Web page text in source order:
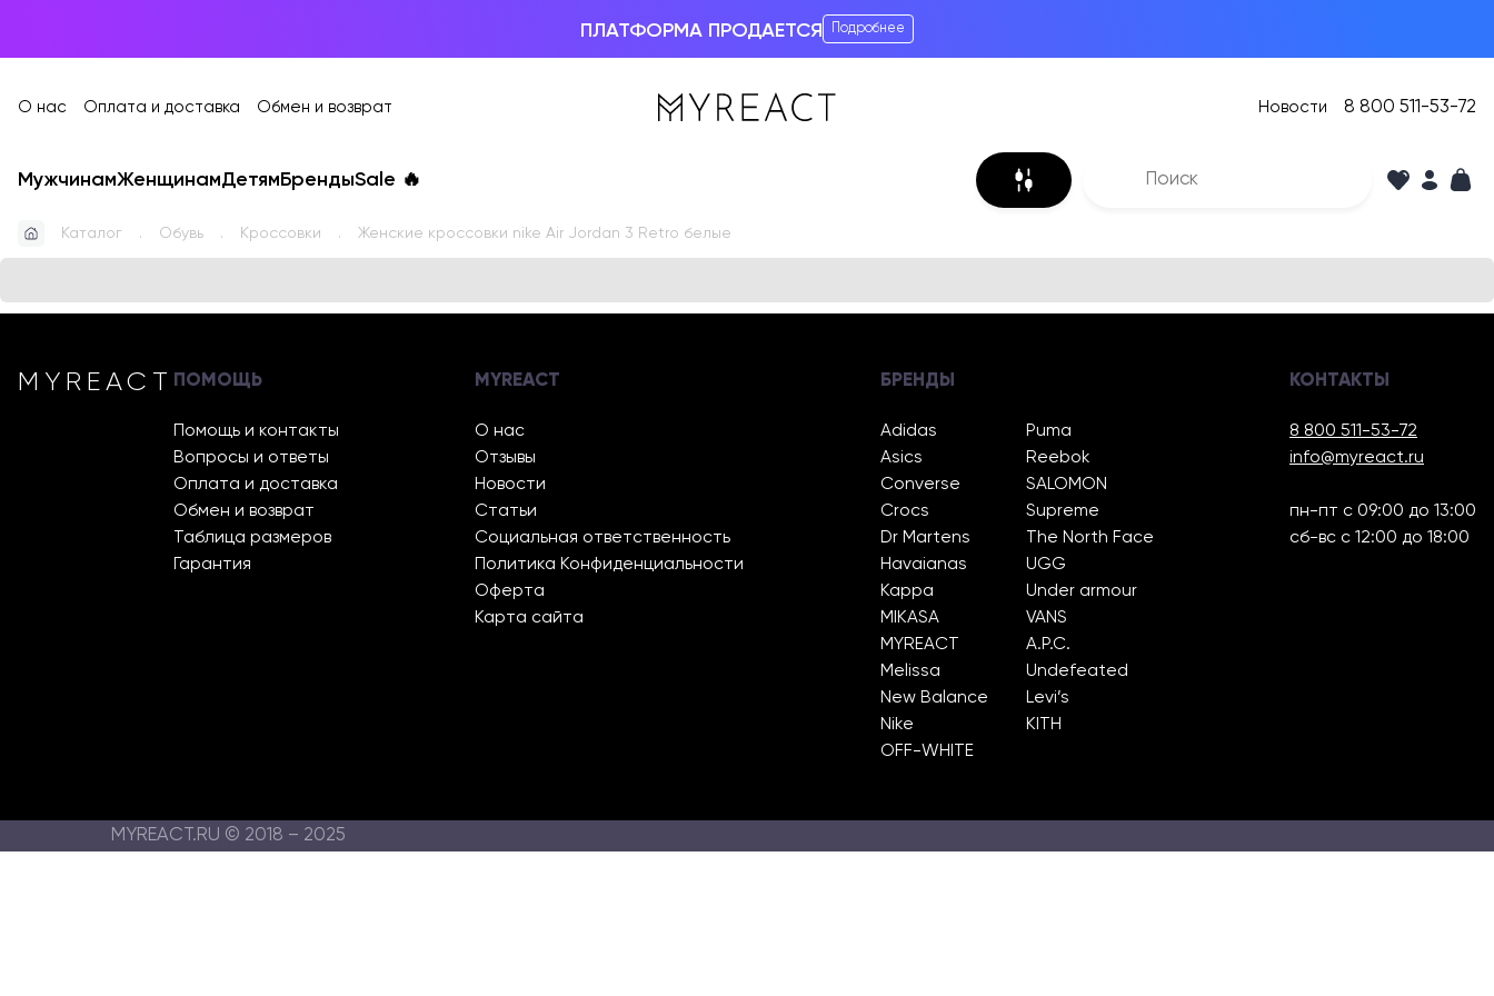
ПЛАТФОРМА ПРОДАЕТСЯ Подробнее
О нас Оплата и доставка Обмен и возврат Новости 8 800 511-53-72
МужчинамЖенщинамДетям БрендыSale 🔥
Каталог Обувь Кроссовки Женские кроссовки nike Air Jordan 3 Retro белые
MYREACT ПОМОЩЬ
Помощь и контакты
Вопросы и ответы
Оплата и доставка
Обмен и возврат
Таблица размеров
Гарантия
MYREACT
О нас
Отзывы
Новости
Статьи
Социальная ответственность
Политика Конфиденциальности
Оферта
Карта сайта
БРЕНДЫ
Adidas
Asics
Converse
Crocs
Dr Martens
Havaianas
Kappa
MIKASA
MYREACT
Melissa
New Balance
Nike
OFF-WHITE
Puma
Reebok
SALOMON
Supreme
The North Face
UGG
Under armour
VANS
A.P.C.
Undefeated
Levi’s
KITH
КОНТАКТЫ
8 800 511-53-72
info@myreact.ru
пн-пт с 09:00 до 13:00
сб-вс с 12:00 до 18:00
MYREACT.RU © 2018 – 2025